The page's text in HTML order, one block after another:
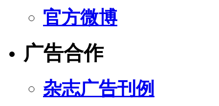
官方微博
广告合作
杂志广告刊例